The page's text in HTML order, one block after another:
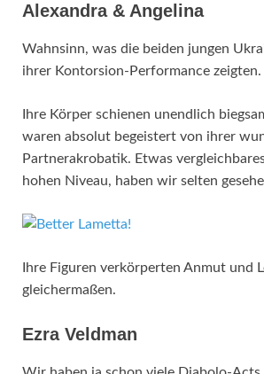
Alexandra & Angelina
Wahnsinn, was die beiden jungen
ihrer Kontorsion-Performance zeigten.
Ihre Körper schienen unendlich
waren absolut begeistert von ihrer
Partnerakrobatik. Etwas
hohen Niveau, haben wir selten
Ihre Figuren verkörperten Anmut und
gleichermaßen.
Ezra Veldman